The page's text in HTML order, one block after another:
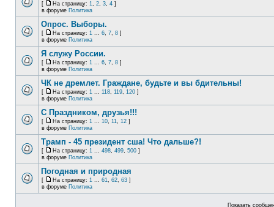
[ На страницу: 1, 2, 3, 4 ]
в форуме Политика
Опрос. Выборы.
[ На страницу: 1 ... 6, 7, 8 ]
в форуме Политика
Я служу России.
[ На страницу: 1 ... 6, 7, 8 ]
в форуме Политика
ЧК не дремлет. Граждане, будьте и вы бдительны!
[ На страницу: 1 ... 118, 119, 120 ]
в форуме Политика
С Праздником, друзья!!!
[ На страницу: 1 ... 10, 11, 12 ]
в форуме Политика
Трамп - 45 президент сша! Что дальше?!
[ На страницу: 1 ... 498, 499, 500 ]
в форуме Политика
Погодная и природная
[ На страницу: 1 ... 61, 62, 63 ]
в форуме Политика
Показать